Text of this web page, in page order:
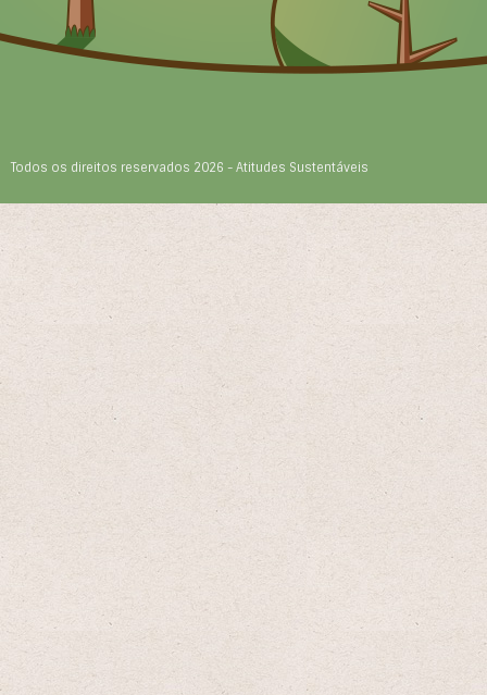
Todos os direitos reservados 2026 - Atitudes Sustentáveis